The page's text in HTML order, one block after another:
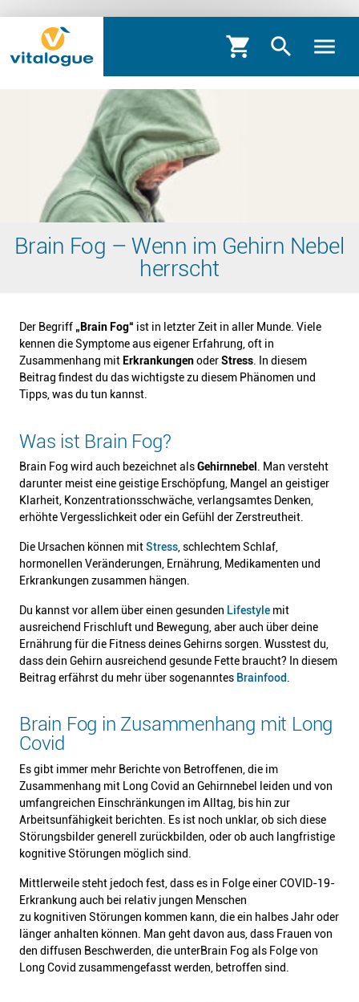
shopping_cart search menu
Brain Fog – Wenn im Gehirn Nebel
herrscht
Der Begriff „Brain Fog“ ist in letzter Zeit in aller Munde. Viele
kennen die Symptome aus eigener Erfahrung, oft in
Zusammenhang mit ErkrankungenoderStress. In diesem
Beitrag findest du das wichtigste zu diesem Phänomen und
Tipps, was du tun kannst.
Was ist Brain Fog?
Brain Fog wird auch bezeichnet alsGehirnnebel . Man versteht
darunter meist eine geistige Erschöpfung, Mangel an geistiger
Klarheit, Konzentrationsschwäche, verlangsamtes Denken,
erhöhte Vergesslichkeit oder ein Gefühl der Zerstreutheit.
Die Ursachen können mitStress , schlechtem Schlaf,
hormonellen Veränderungen, Ernährung, Medikamenten und
Erkrankungen zusammen hängen.
Du kannst vor allem über einen gesunden Lifestyle mit
ausreichend Frischluft und Bewegung, aber auch über deine
Ernährung für die Fitness deines Gehirns sorgen. Wusstest du,
dass dein Gehirn ausreichend gesunde Fette braucht? In diesem
Beitrag erfährst du mehr über sogenanntes Brainfood.
Brain Fog in Zusammenhang mit Long
Covid
Es gibt immer mehr Berichte von Betroffenen, die im
Zusammenhang mit Long Covid an Gehirnnebel leiden und von
umfangreichen Einschränkungen im Alltag, bis hin zur
Arbeitsunfähigkeit berichten. Es ist noch unklar, ob sich diese
Störungsbilder generell zurückbilden, oder ob auch langfristige
kognitive Störungen möglich sind.
Mittlerweile steht jedoch fest, dass es in Folge einer COVID-19-
Erkrankung auch bei relativ jungen Menschen
zu kognitiven Störungen kommen kann, die ein halbes Jahr oder
länger anhalten können. Man geht davon aus, dass Frauen von
den diffusen Beschwerden, die unterBrain Fog als Folge von
Long Covid zusammengefasst werden, betroffen sind.